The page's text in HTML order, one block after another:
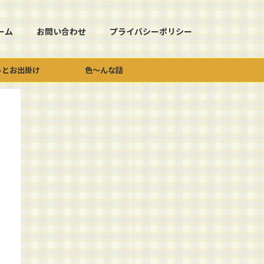
ム お問い合わせ プライバシーポリシー
お出掛け 色～んな話